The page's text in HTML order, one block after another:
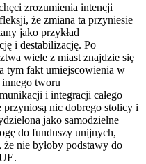
zrozumienia intencji
że zmiana ta przyniesie
jako przykład
i destabilizację. Po
wiele z miast znajdzie się
tym fakt umiejscowienia w
tworu
i integracji całego
przyniosą nic dobrego stolicy i
jako samodzielne
do funduszy unijnych,
że nie byłoby podstawy do